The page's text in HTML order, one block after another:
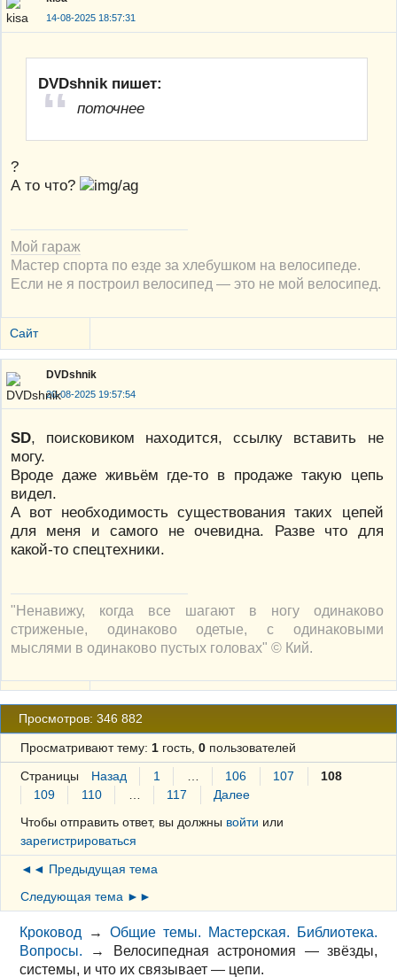
14-08-2025 18:57:31
DVDshnik пишет:
поточнее
?
А то что?
Мой гараж
Мастер спорта по езде за хлебушком на велосипеде.
Если не я построил велосипед — это не мой велосипед.
Сайт
DVDshnik
20-08-2025 19:57:54
SD, поисковиком находится, ссылку вставить не
могу.
Вроде даже живьём где-то в продаже такую цепь
видел.
А вот необходимость существования таких цепей
для меня и самого не очевидна. Разве что для
какой-то спецтехники.
"Ненавижу, когда все шагают в ногу одинаково
стриженые, одинаково одетые, с одинаковыми
мыслями в одинаково пустых головах" © Кий.
Просмотров: 346 882
Просматривают тему: 1гость, 0пользователей
Страницы Назад 1 106 107
108
109
110 117
Далее
Чтобы отправить ответ, вы должны войти или
зарегистрироваться
◄◄ Предыдущая тема
Следующая тема ►►
Кроковод →Общие темы. Мастерская. Библиотека.
Вопросы.
→
Велосипедная астрономия — звёзды,
системы, и что их связывает — цепи.